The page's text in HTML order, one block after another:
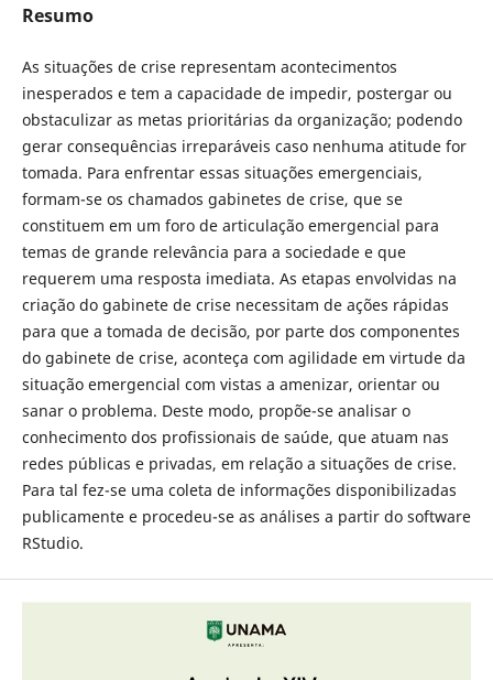
Resumo
As situações de crise representam acontecimentos
inesperados e tem a capacidade de impedir, postergar ou
obstaculizar as metas prioritárias da organização; podendo
gerar consequências irreparáveis caso nenhuma atitude for
tomada. Para enfrentar essas situações emergenciais,
formam-se os chamados gabinetes de crise, que se
constituem em um foro de articulação emergencial para
temas de grande relevância para a sociedade e que
requerem uma resposta imediata. As etapas envolvidas na
criação do gabinete de crise necessitam de ações rápidas
para que a tomada de decisão, por parte dos componentes
do gabinete de crise, aconteça com agilidade em virtude da
situação emergencial com vistas a amenizar, orientar ou
sanar o problema. Deste modo, propõe-se analisar o
conhecimento dos profissionais de saúde, que atuam nas
redes públicas e privadas, em relação a situações de crise.
Para tal fez-se uma coleta de informações disponibilizadas
publicamente e procedeu-se as análises a partir do software
RStudio.